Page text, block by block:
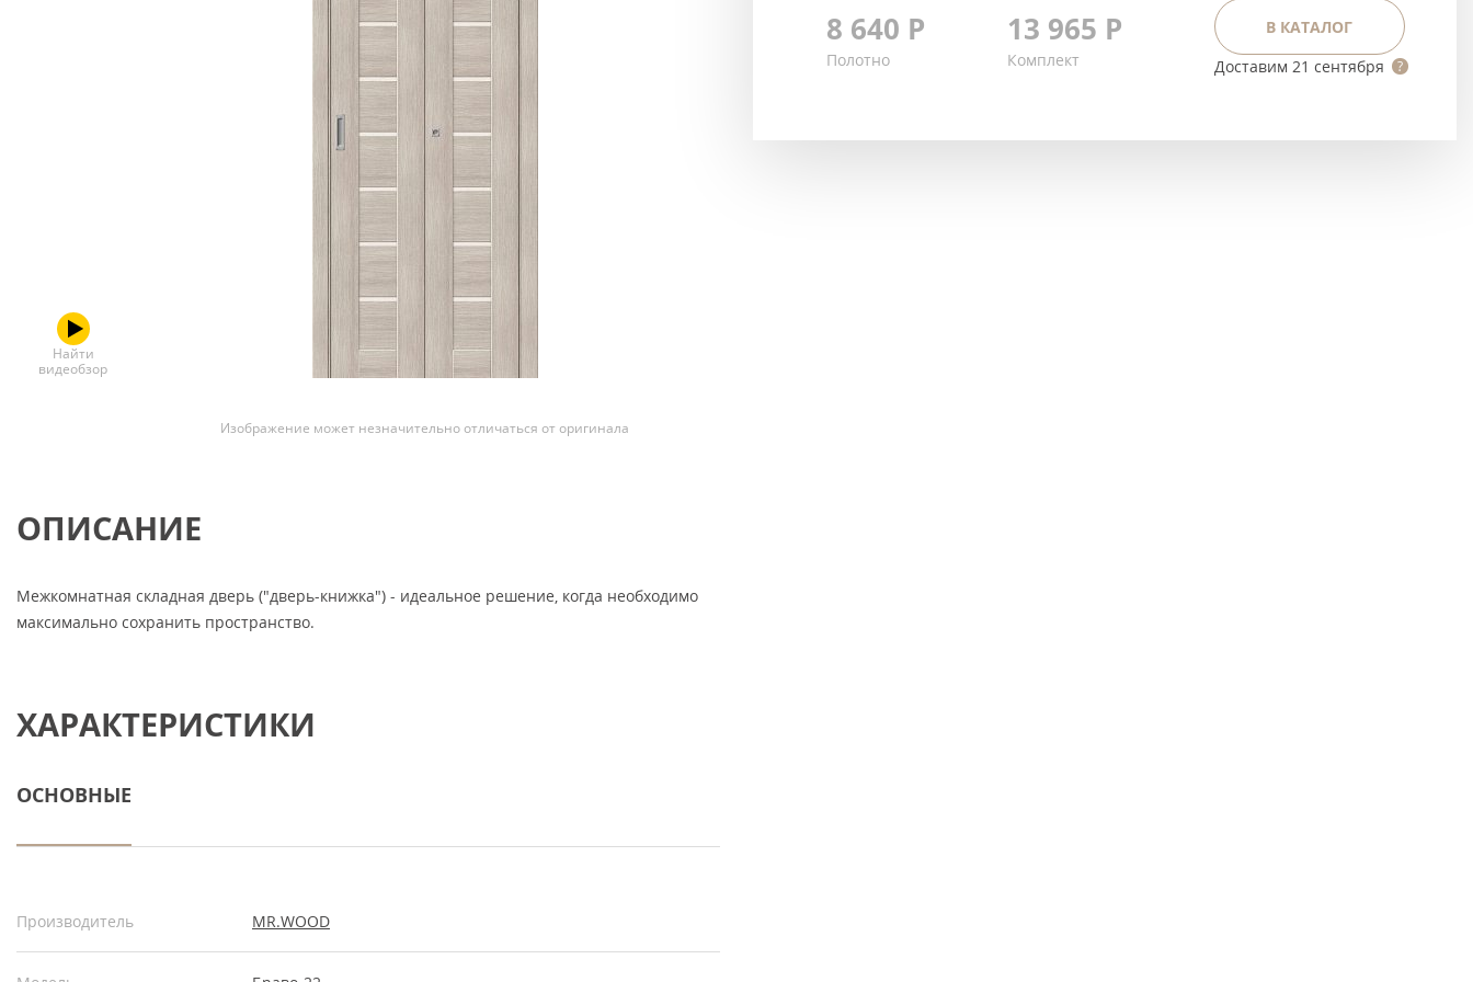
Серый цвет
Найти
видеобзор
Изображение может незначительно отличаться от оригинала
ОПИСАНИЕ
Межкомнатная складная дверь ("дверь-книжка") - идеальное решение, когда необходимо
максимально сохранить пространство.
ХАРАКТЕРИСТИКИ
ОСНОВНЫЕ
Производитель MR.WOOD
8 640 Р
Полотно
13 965 Р
Комплект
В КАТАЛОГ
Доставим 21 сентября